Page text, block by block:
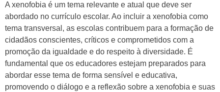
A xenofobia é um tema relevante e atual que deve ser
abordado no currículo escolar. Ao incluir a xenofobia como
tema transversal, as escolas contribuem para a formação de
cidadãos conscientes, críticos e comprometidos com a
promoção da igualdade e do respeito à diversidade. É
fundamental que os educadores estejam preparados para
abordar esse tema de forma sensível e educativa,
promovendo o diálogo e a reflexão sobre a xenofobia e suas